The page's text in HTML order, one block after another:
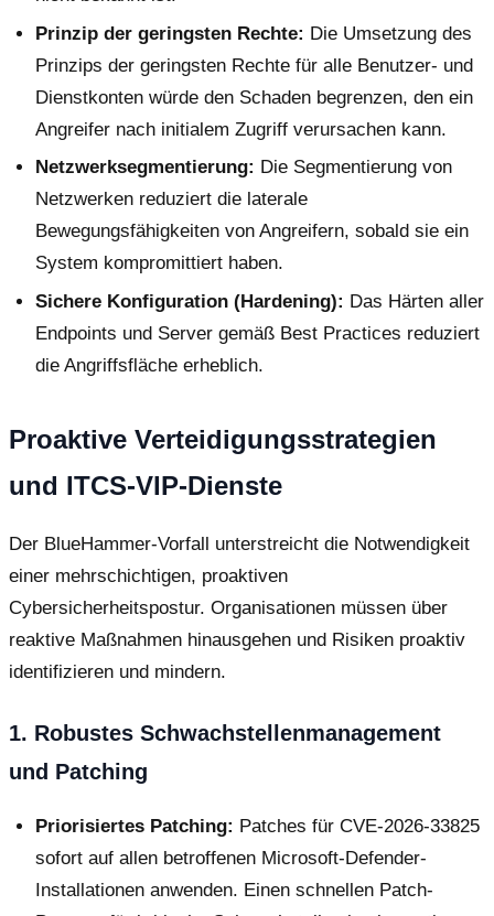
Prinzip der geringsten Rechte: Die Umsetzung des
Prinzips der geringsten Rechte für alle Benutzer- und
Dienstkonten würde den Schaden begrenzen, den ein
Angreifer nach initialem Zugriff verursachen kann.
Netzwerksegmentierung: Die Segmentierung von
Netzwerken reduziert die laterale
Bewegungsfähigkeiten von Angreifern, sobald sie ein
System kompromittiert haben.
Sichere Konfiguration (Hardening): Das Härten aller
Endpoints und Server gemäß Best Practices reduziert
die Angriffsfläche erheblich.
Proaktive Verteidigungsstrategien
und ITCS-VIP-Dienste
Der BlueHammer-Vorfall unterstreicht die Notwendigkeit
einer mehrschichtigen, proaktiven
Cybersicherheitspostur. Organisationen müssen über
reaktive Maßnahmen hinausgehen und Risiken proaktiv
identifizieren und mindern.
1. Robustes Schwachstellenmanagement
und Patching
Priorisiertes Patching: Patches für CVE-2026-33825
sofort auf allen betroffenen Microsoft-Defender-
Installationen anwenden. Einen schnellen Patch-